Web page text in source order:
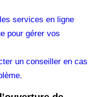
services en ligne
pour gérer vos
un conseiller en cas